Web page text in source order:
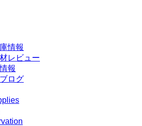
情報
レビュー
報
ログ